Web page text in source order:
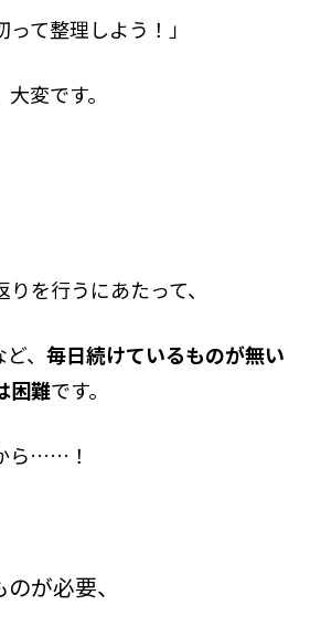
って整理しよう！」
変です。
を行うにあたって、
、 毎日続けているものが無い
困難です。
ら……！
が必要、